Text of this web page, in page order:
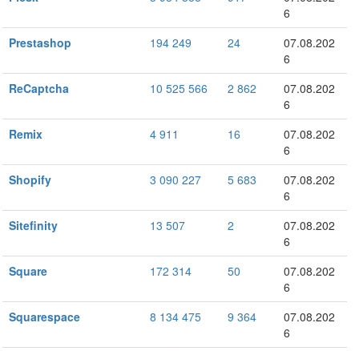
6
Prestashop
194 249 24
07.08.202
6
ReCaptcha
10 525 566 2 862
07.08.202
6
Remix
4 911 16
07.08.202
6
Shopify
3 090 227 5 683
07.08.202
6
Sitefinity
13 507 2
07.08.202
6
Square
172 314 50
07.08.202
6
Squarespace
8 134 475 9 364
07.08.202
6